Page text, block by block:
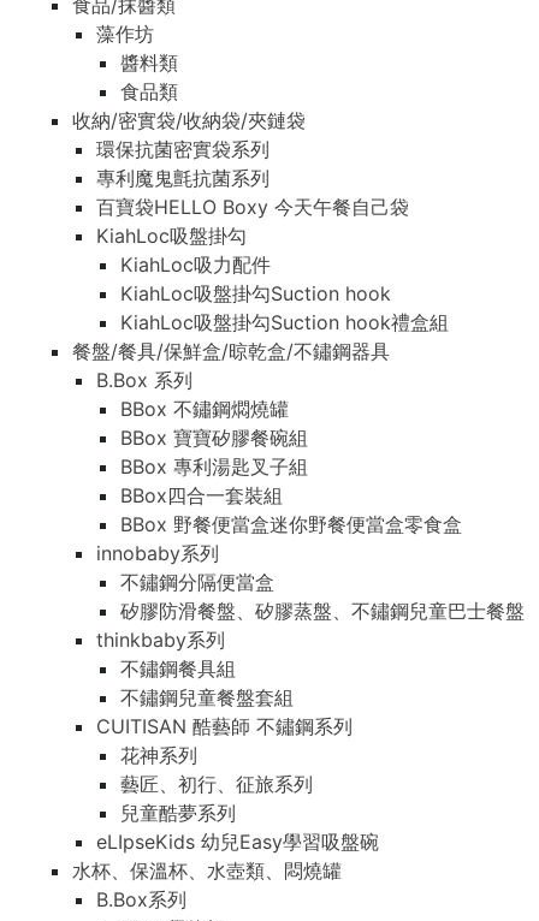
食品/抹醬類
藻作坊
醬料類
食品類
收納/密實袋/收納袋/夾鏈袋
環保抗菌密實袋系列
專利魔鬼氈抗菌系列
百寶袋HELLO Boxy 今天午餐自己袋
KiahLoc吸盤掛勾
KiahLoc吸力配件
KiahLoc吸盤掛勾Suction hook
KiahLoc吸盤掛勾Suction hook禮盒組
餐盤/餐具/保鮮盒/晾乾盒/不鏽鋼器具
B.Box 系列
BBox 不鏽鋼燜燒罐
BBox 寶寶矽膠餐碗組
BBox 專利湯匙叉子組
BBox四合一套裝組
BBox 野餐便當盒迷你野餐便當盒零食盒
innobaby系列
不鏽鋼分隔便當盒
矽膠防滑餐盤、矽膠蒸盤、不鏽鋼兒童巴士餐盤
thinkbaby系列
不鏽鋼餐具組
不鏽鋼兒童餐盤套組
CUITISAN 酷藝師 不鏽鋼系列
花神系列
藝匠、初行、征旅系列
兒童酷夢系列
eLIpseKids 幼兒Easy學習吸盤碗
水杯、保溫杯、水壺類、悶燒罐
B.Box系列